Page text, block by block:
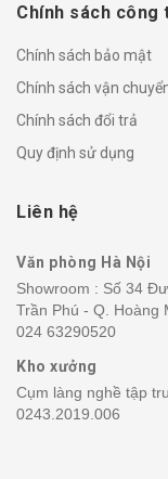
Chính sách công
Chính sách bảo mật
Chính sách vận
Chính sách đổi trả
Quy định sử dụng
Liên hệ
Văn phòng Hà Nội
Showroom : Số 34
Trần Phú - Q. Hoàng
024 63290520
Kho xưởng
Cụm làng nghề tập
0243.2019.006